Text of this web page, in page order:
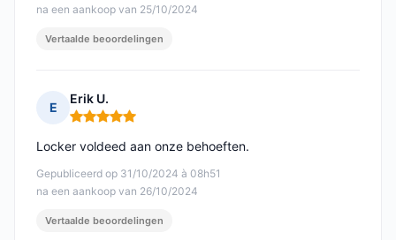
na een aankoop van 25/10/2024
Vertaalde beoordelingen
E
Erik U.
Opmerking: 5 van 5
Gepubliceerd op 31/10/2024 à 08h51
na een aankoop van 26/10/2024
Locker voldeed aan onze behoeften.
Vertaalde beoordelingen